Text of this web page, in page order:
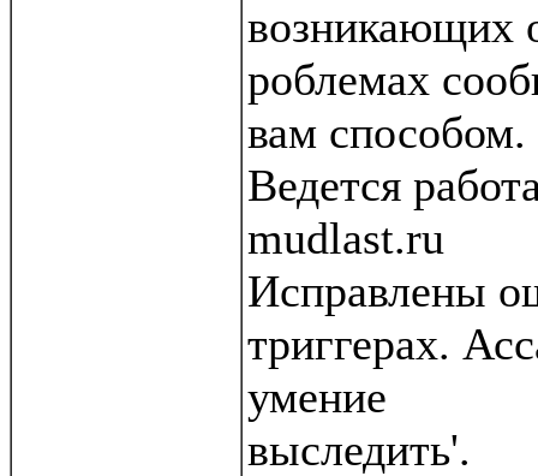
возникающих
роблемах
вам способом.
Ведется
mudlast.ru
Исправлены
триггерах.
умение
выследить'.